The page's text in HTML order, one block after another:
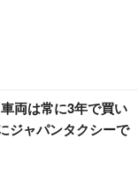
両は常に3年で買い
ジャパンタクシーで